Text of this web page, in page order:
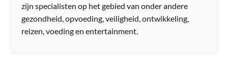
zijn specialisten op het gebied van onder andere
gezondheid, opvoeding, veiligheid, ontwikkeling,
reizen, voeding en entertainment.